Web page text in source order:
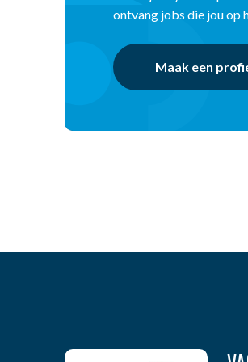
ontvang jobs die jou op
Maak een